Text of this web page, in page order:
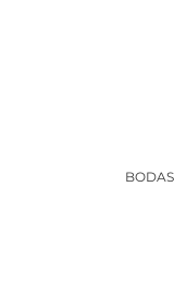
BODAS